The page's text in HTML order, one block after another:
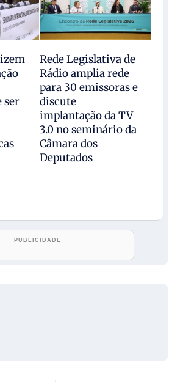
ser
Rede Legislativa de
Rádio amplia rede
para 30 emissoras e
discute
implantação da TV
3.0 no seminário da
Câmara dos
Deputados